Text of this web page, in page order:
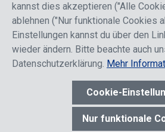
Sicher einkaufen
* Alle Preise sind einschließlich der
entweder für Endkunden oder
gesetzl. Mehrwertsteuer zzgl.
kannst dies akzeptieren ("Alle
ablehnen ("Nur funktionale Cookies
Einstellungen kannst du über den
wieder ändern. Bitte beachte auch
Datenschutzerklärung. Mehr
Cookie-
Nur funktionale